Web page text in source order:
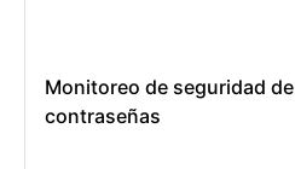
Monitoreo de seguridad de
contraseñas